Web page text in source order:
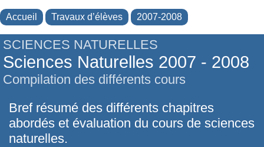
Accueil Travaux d’élèves 2007-2008
SCIENCES NATURELLES
Sciences Naturelles 2007 - 2008
Compilation des différents cours
Bref résumé des différents chapitres
abordés et évaluation du cours de sciences
naturelles.